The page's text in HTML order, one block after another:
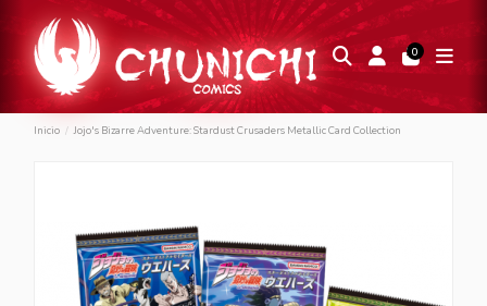
0
Inicio Jojo's Bizarre Adventure: Stardust Crusaders Metallic Card Collection